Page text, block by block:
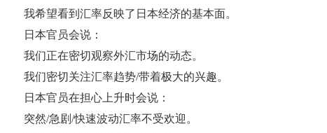
我希望看到汇率反映了日本经济的基本面。
日本官员会说：
我们正在密切观察外汇市场的动态。
我们密切关注汇率趋势/带着极大的兴趣。
日本官员在担心上升时会说：
突然/急剧/快速波动汇率不受欢迎。